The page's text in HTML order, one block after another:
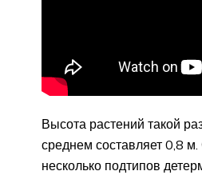
Высота растений такой
среднем составляет 0,8
несколько подтипов